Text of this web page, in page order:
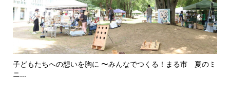
夏のミ美野里中演劇部卒業夏公演 笑って終わる舞台に 〜中学生と